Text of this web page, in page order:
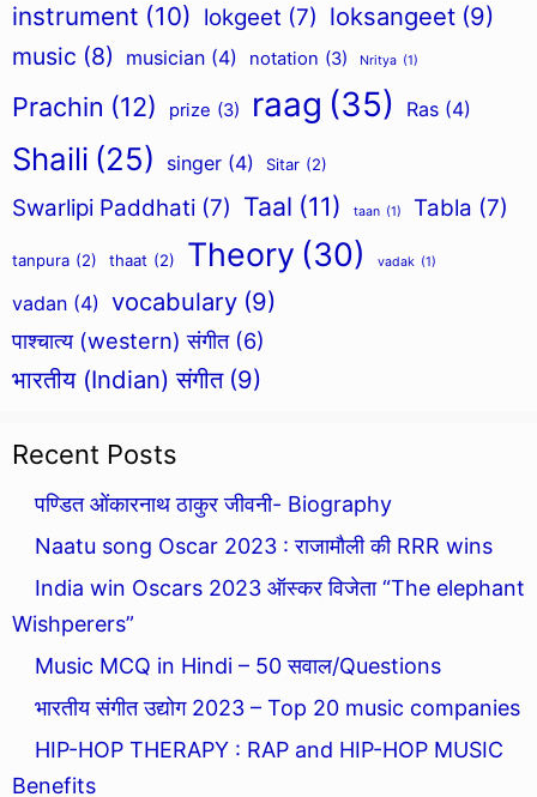
instrument (10) lokgeet (7) loksangeet (9)
music (8) musician (4) notation (3) Nritya (1)
Prachin (12) prize (3) raag (35) Ras (4)
Shaili (25) singer (4) Sitar (2)
Swarlipi Paddhati (7) Taal (11) taan (1) Tabla (7)
tanpura (2) thaat (2) Theory (30) vadak (1)
vadan (4) vocabulary (9)
पाश्चात्य (western) संगीत (6)
भारतीय (Indian) संगीत (9)
Recent Posts
पण्डित ओंकारनाथ ठाकुर जीवनी- Biography
Naatu song Oscar 2023 : राजामौली की RRR wins
India win Oscars 2023 ऑस्कर विजेता “The elephant
Wishperers”
Music MCQ in Hindi – 50 सवाल/Questions
भारतीय संगीत उद्योग 2023 – Top 20 music companies
HIP-HOP THERAPY : RAP and HIP-HOP MUSIC
Benefits